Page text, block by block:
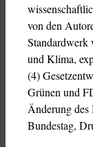
von den
Standardwerk
und Klima,
(4)
Grünen und
Änderung des
Bundestag,